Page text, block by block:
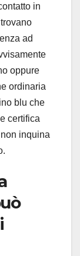
in
ad
oppure
ordinaria
blu che
certifica
inquina